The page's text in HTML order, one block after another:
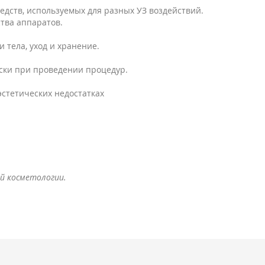
используемых для разных УЗ воздействий.
аппаратов.
тела, уход и хранение.
при проведении процедур.
недостатках
косметологии.